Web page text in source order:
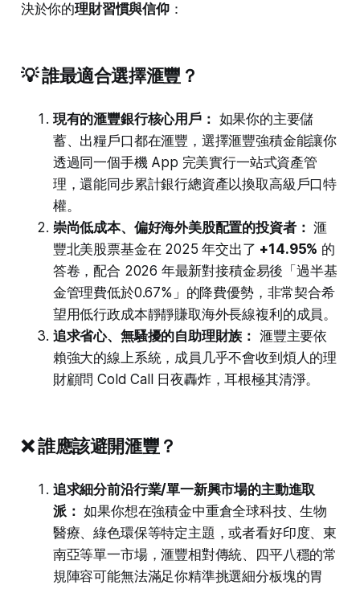
決於你的理財習慣與信仰：
💡 誰最適合選擇滙豐？
現有的滙豐銀行核心用戶： 如果你的主要儲
蓄、出糧戶口都在滙豐，選擇滙豐強積金能讓你
透過同一個手機 App 完美實行一站式資產管
理，還能同步累計銀行總資產以換取高級戶口特
權。
崇尚低成本、偏好海外美股配置的投資者： 滙
豐北美股票基金在 2025 年交出了 +14.95% 的
答卷，配合 2026 年最新對接積金易後「過半基
金管理費低於0.67%」的降費優勢，非常契合希
望用低行政成本靜靜賺取海外長線複利的成員。
追求省心、無騷擾的自助理財族： 滙豐主要依
賴強大的線上系統，成員几乎不會收到煩人的理
財顧問 Cold Call 日夜轟炸，耳根極其清淨。
❌ 誰應該避開滙豐？
追求細分前沿行業/單一新興市場的主動進取
派： 如果你想在強積金中重倉全球科技、生物
醫療、綠色環保等特定主題，或者看好印度、東
南亞等單一市場，滙豐相對傳統、四平八穩的常
規陣容可能無法滿足你精準挑選細分板塊的胃